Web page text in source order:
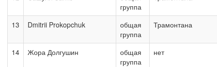
группа
13 Dmitrii Prokopchuk
общая
группа
Трамонтана
14 Жора Долгушин
общая
группа
нет